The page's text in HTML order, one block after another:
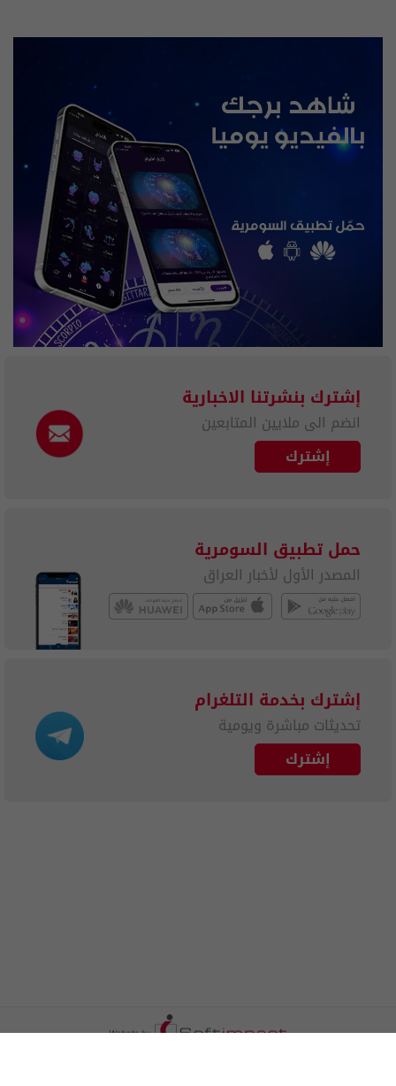
إشترك بنشرتنا الاخبارية
انضم الى ملايين المتابعين
إشترك
حمل تطبيق السومرية
المصدر الأول لأخبار العراق
إشترك بخدمة التلغرام
تحديثات مباشرة ويومية
إشترك